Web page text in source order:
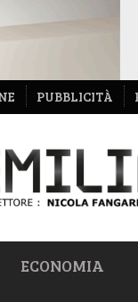
PUBBLICITÀ
ECONOMIA